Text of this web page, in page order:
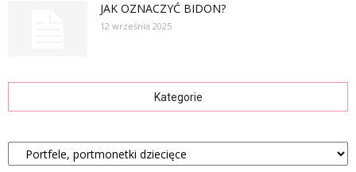
JAK OZNACZYĆ BIDON?
12 września 2025
Kategorie
Kategorie